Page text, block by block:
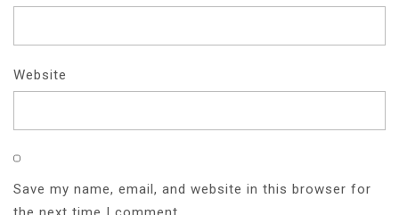
Website
Save my name, email, and website in this browser for